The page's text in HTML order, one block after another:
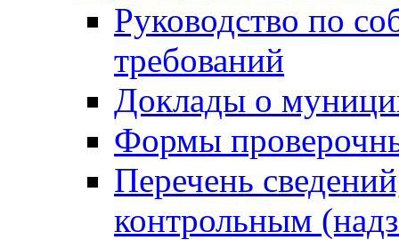
Руководство по
требований
Доклады о
Формы
Перечень
контрольным